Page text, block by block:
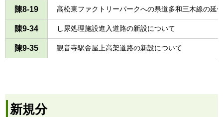
陳8-19 高松東ファクトリーパークへの県道多和三木線の延
陳9-34 し尿処理施設進入道路の新設について
陳9-35 観音寺駅舎屋上高架道路の新設について
新規分